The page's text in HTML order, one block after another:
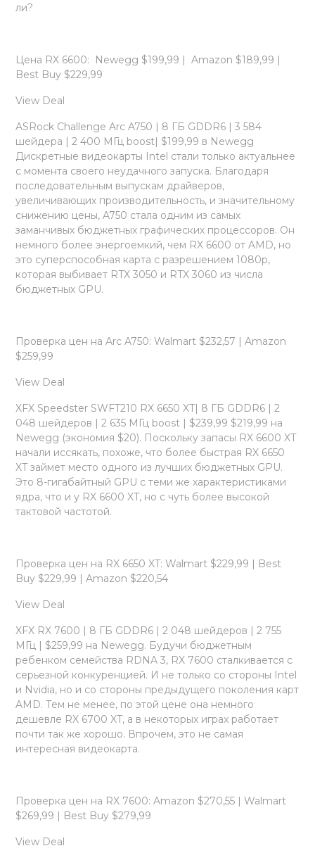
ли?
Цена RX 6600: Newegg $199,99 | Amazon $189,99 |
Best Buy $229,99
View Deal
ASRock Challenge Arc A750 | 8 ГБ GDDR6 | 3 584
шейдера | 2 400 МГц boost| $199,99 в Newegg
Дискретные видеокарты Intel стали только актуальнее
с момента своего неудачного запуска. Благодаря
последовательным выпускам драйверов,
увеличивающих производительность, и значительному
снижению цены, A750 стала одним из самых
заманчивых бюджетных графических процессоров. Он
немного более энергоемкий, чем RX 6600 от AMD, но
это суперспособная карта с разрешением 1080p,
которая выбивает RTX 3050 и RTX 3060 из числа
бюджетных GPU.
Проверка цен на Arc A750: Walmart $232,57 | Amazon
$259,99
View Deal
XFX Speedster SWFT210 RX 6650 XT| 8 ГБ GDDR6 | 2
048 шейдеров | 2 635 МГц boost | $239,99 $219,99 на
Newegg (экономия $20). Поскольку запасы RX 6600 XT
начали иссякать, похоже, что более быстрая RX 6650
XT займет место одного из лучших бюджетных GPU.
Это 8-гигабайтный GPU с теми же характеристиками
ядра, что и у RX 6600 XT, но с чуть более высокой
тактовой частотой.
Проверка цен на RX 6650 XT: Walmart $229,99 | Best
Buy $229,99 | Amazon $220,54
View Deal
XFX RX 7600 | 8 ГБ GDDR6 | 2 048 шейдеров | 2 755
МГц | $259,99 на Newegg. Будучи бюджетным
ребенком семейства RDNA 3, RX 7600 сталкивается с
серьезной конкуренцией. И не только со стороны Intel
и Nvidia, но и со стороны предыдущего поколения карт
AMD. Тем не менее, по этой цене она немного
дешевле RX 6700 XT, а в некоторых играх работает
почти так же хорошо. Впрочем, это не самая
интересная видеокарта.
Проверка цен на RX 7600: Amazon $270,55 | Walmart
$269,99 | Best Buy $279,99
View Deal